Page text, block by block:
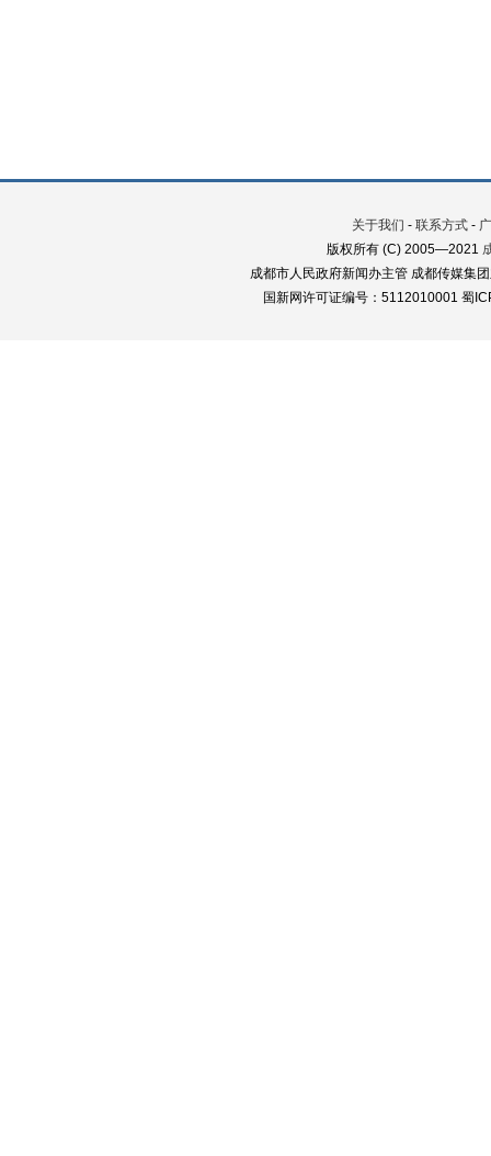
关于我们 - 联系方式 -
版权所有 (C) 2005—2021
成都市人民政府新闻办主管 成都传媒集
国新网许可证编号：5112010001 蜀